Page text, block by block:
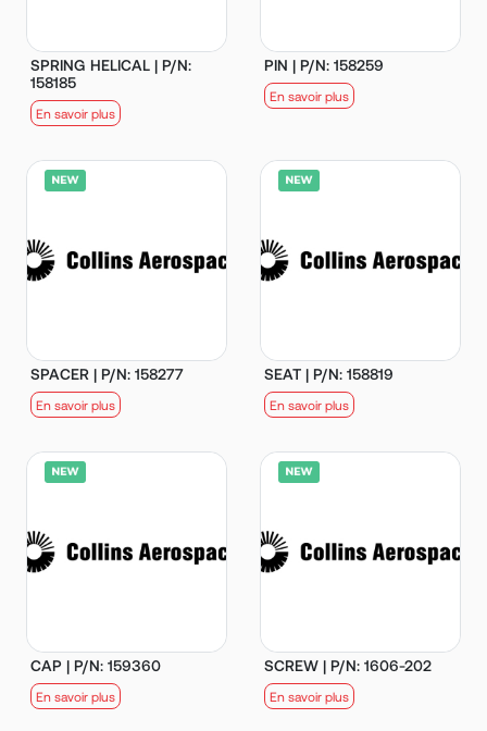
SPRING HELICAL | P/N:
158185
En savoir plus
PIN | P/N: 158259
En savoir plus
SPACER | P/N: 158277
En savoir plus
SEAT | P/N: 158819
En savoir plus
CAP | P/N: 159360
En savoir plus
SCREW | P/N: 1606-202
En savoir plus